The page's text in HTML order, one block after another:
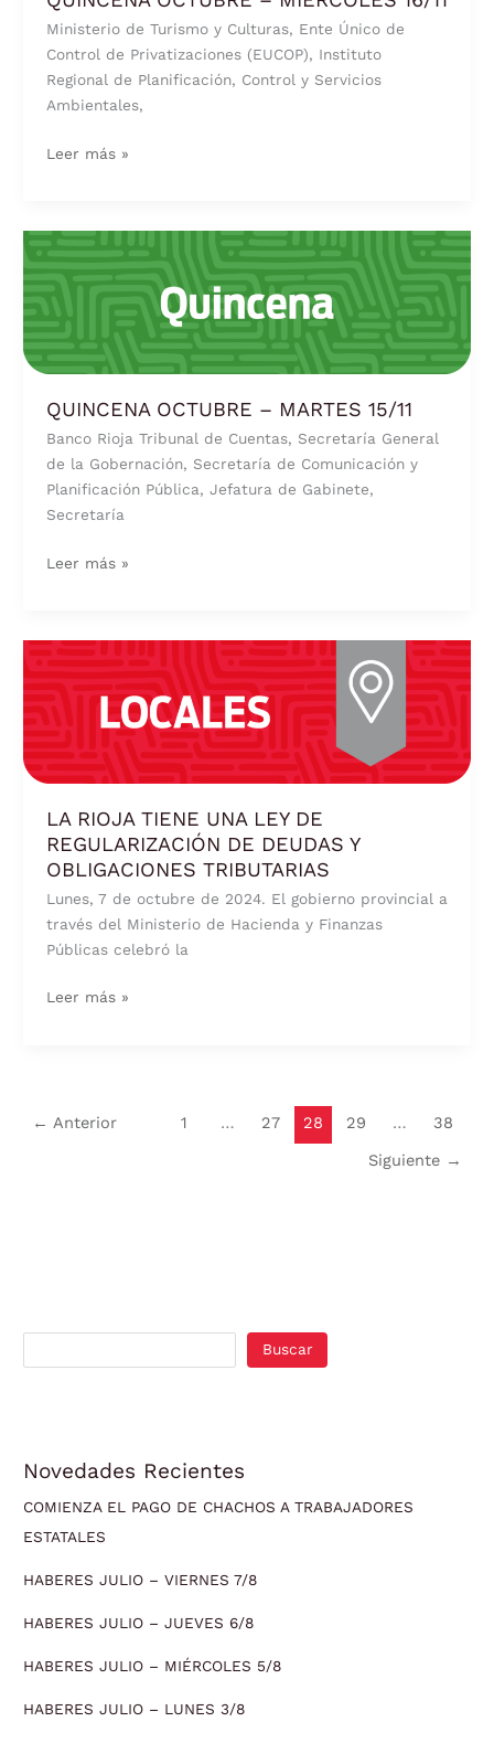
Ministerio de Turismo y Culturas, Ente Único de
Control de Privatizaciones (EUCOP), Instituto
Regional de Planificación, Control y Servicios
Ambientales,
Leer más »
QUINCENA OCTUBRE – MARTES 15/11
Banco Rioja Tribunal de Cuentas, Secretaría General
de la Gobernación, Secretaría de Comunicación y
Planificación Pública, Jefatura de Gabinete,
Secretaría
Leer más »
LA RIOJA TIENE UNA LEY DE
REGULARIZACIÓN DE DEUDAS Y
OBLIGACIONES TRIBUTARIAS
Lunes, 7 de octubre de 2024. El gobierno provincial a
través del Ministerio de Hacienda y Finanzas
Públicas celebró la
DE
DE
DEUDAS
Y
OBLIGACIONES
TRIBUTARIAS
Leer más »
← Anterior 1 … 27 28 29 …
38
Siguiente →
Buscar
Novedades Recientes
COMIENZA EL PAGO DE CHACHOS A TRABAJADORES
ESTATALES
HABERES JULIO – VIERNES 7/8
HABERES JULIO – JUEVES 6/8
HABERES JULIO – MIÉRCOLES 5/8
HABERES JULIO – LUNES 3/8